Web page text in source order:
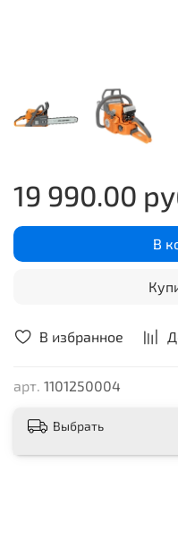
В избранное
арт. 1101250004
19 990.00
В
Выбрать